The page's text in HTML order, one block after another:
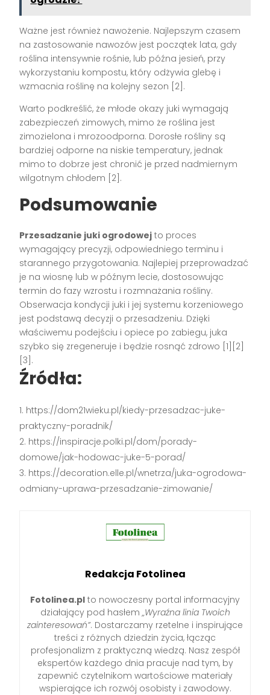
Ważne jest również nawożenie. Najlepszym czasem
na zastosowanie nawozów jest początek lata, gdy
roślina intensywnie rośnie, lub późna jesień, przy
wykorzystaniu kompostu, który odżywia glebę i
wzmacnia roślinę na kolejny sezon [2].
Warto podkreślić, że młode okazy juki wymagają
zabezpieczeń zimowych, mimo że roślina jest
zimozielona i mrozoodporna. Dorosłe rośliny są
bardziej odporne na niskie temperatury, jednak
mimo to dobrze jest chronić je przed nadmiernym
wilgotnym chłodem [2].
Podsumowanie
Przesadzanie juki ogrodowej to proces
wymagający precyzji, odpowiedniego terminu i
starannego przygotowania. Najlepiej przeprowadzać
je na wiosnę lub w późnym lecie, dostosowując
termin do fazy wzrostu i rozmnażania rośliny.
Obserwacja kondycji juki i jej systemu korzeniowego
jest podstawą decyzji o przesadzeniu. Dzięki
właściwemu podejściu i opiece po zabiegu, juka
szybko się zregeneruje i będzie rosnąć zdrowo [1][2]
[3].
Źródła:
https://dom21wieku.pl/kiedy-przesadzac-juke-
praktyczny-poradnik/
https://inspiracje.polki.pl/dom/porady-
domowe/jak-hodowac-juke-5-porad/
https://decoration.elle.pl/wnetrza/juka-ogrodowa-
odmiany-uprawa-przesadzanie-zimowanie/
Redakcja Fotolinea
Fotolinea.pl to nowoczesny portal informacyjny
działający pod hasłem „Wyraźna linia Twoich
zainteresowań”. Dostarczamy rzetelne i inspirujące
treści z różnych dziedzin życia, łącząc
profesjonalizm z praktyczną wiedzą. Nasz zespół
ekspertów każdego dnia pracuje nad tym, by
zapewnić czytelnikom wartościowe materiały
wspierające ich rozwój osobisty i zawodowy.